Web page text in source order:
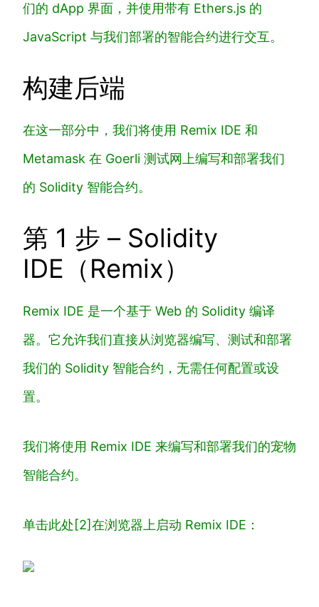
们的 dApp 界面，并使用带有 Ethers.js 的
JavaScript 与我们部署的智能合约进行交互。
构建后端
在这一部分中，我们将使用 Remix IDE 和
Metamask 在 Goerli 测试网上编写和部署我们
的 Solidity 智能合约。
第 1 步 – Solidity
IDE（Remix）
Remix IDE 是一个基于 Web 的 Solidity 编译
器。它允许我们直接从浏览器编写、测试和部署
我们的 Solidity 智能合约，无需任何配置或设
置。
我们将使用 Remix IDE 来编写和部署我们的宠物
智能合约。
单击此处[2]在浏览器上启动 Remix IDE：